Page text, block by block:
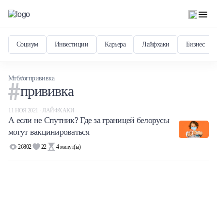
Социум Инвестиции Карьера Лайфхаки Бизнес
Мтблогпрививка
прививка
11 НОЯ 2021 · ЛАЙФХАКИ
А если не Спутник? Где за границей белорусы
могут вакцинироваться
26802 22 4минут(ы)